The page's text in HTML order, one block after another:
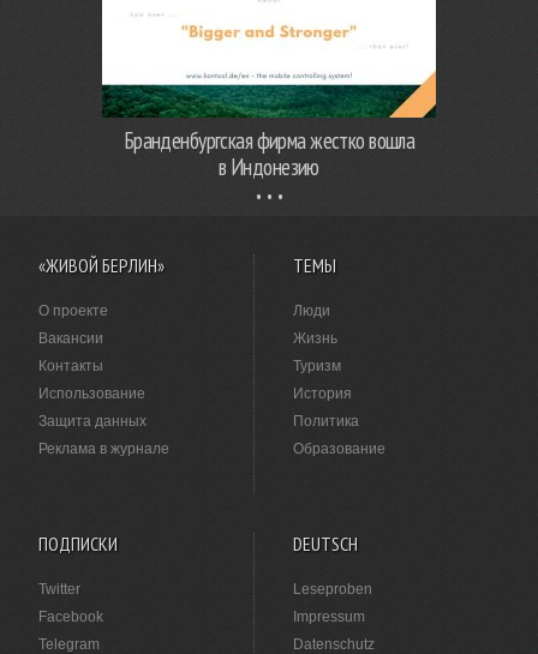
Бранденбургская фирма жестко вошла
в Индонезию
«ЖИВОЙ БЕРЛИН»
О проекте
Вакансии
Контакты
Использование
Защита данных
Реклама в журнале
ТЕМЫ
Люди
Жизнь
Туризм
История
Политика
Образование
ПОДПИСКИ
Twitter
Facebook
Telegram
DEUTSCH
Leseproben
Impressum
Datenschutz